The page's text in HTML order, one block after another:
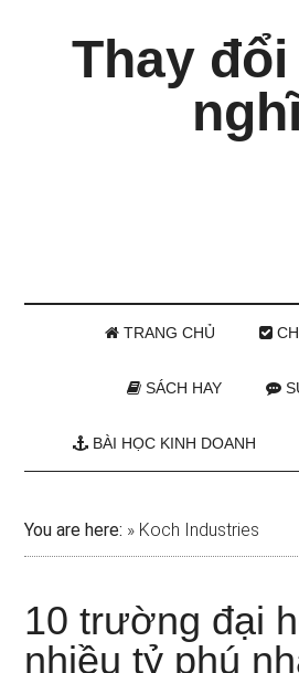
Thay
TRANG CHỦ
SÁCH HAY
BÀI HỌC KINH DOANH
You are here: » Koch Industries
10 trường đại
nhiều tỷ phú